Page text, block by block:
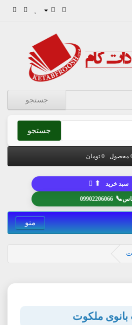
جستجو
جستجو
تومان
📞
09902206066
سبد خرید ⬆
منو
بانوی ملکوت